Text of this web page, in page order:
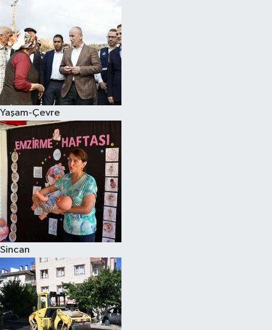
Yaşam-Çevre
Sincan